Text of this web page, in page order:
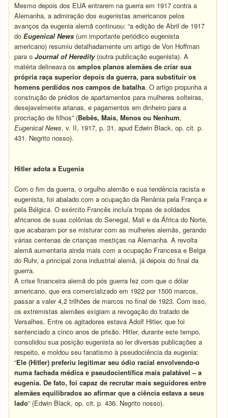
Mesmo depois dos EUA entrarem na guerra em 1917 contra a
Alemanha, a admiração dos eugenistas americanos pelos
avanços da eugenia alemã continuou: “a edição de Abril de 1917
doEugenical News (um importante periódico eugenista
americano) resumiu detalhadamente um artigo de Von Hoffman
para oJournal of Heredity(outra publicação eugenista). A
matéria delineava osamplos planos alemães de criar sua
própria raça superior depois da guerra, para substituir os
homens perdidos nos campos de batalha. O artigo propunha a
construção de prédios de apartamentos para mulheres solteiras,
desejavelmente arianas, e pagamentos em dinheiro para a
procriação de filhos” (Bebês, Mais, Menos ou Nenhum,
Eugenical News, v. II, 1917, p. 31, apud Edwin Black, op. cit. p.
431. Negrito nosso).
Hitler adota a Eugenia
Com o fim da guerra, o orgulho alemão e sua tendência racista e
eugenista, foi abalado com a ocupação da Renânia pela França e
pela Bélgica. O exército Francês incluía tropas de soldados
africanos de suas colônias do Senegal, Mali e da África do Norte,
que acabaram por se misturar com as mulheres alemãs, gerando
várias centenas de crianças mestiças na Alemanha. A revolta
alemã aumentaria ainda mais com a ocupação Francesa e Belga
do Ruhr, a principal zona industrial alemã, já depois do final da
guerra.
A crise financeira alemã do pós guerra fez com que o dólar
americano, que era comercializado em 1922 por 1500 marcos,
passar a valer 4,2 trilhões de marcos no final de 1923. Com isso,
os extremistas alemães exigiam a revogação do tratado de
Versalhes. Entre os agitadores estava Adolf Hitler, que foi
sentenciado a cinco anos de prisão. Hitler, durante este tempo,
consolidou sua posição eugenista ao ler diversas publicações a
respeito, e moldou seu fanatismo à pseudociência da eugenia:
“Ele (Hitler) preferiu legitimar seu ódio racial envolvendo-o
numa fachada médica e pseudocientífica mais palatável – a
eugenia. De fato, foi capaz de recrutar mais seguidores entre
alemães equilibrados ao afirmar que a ciência estava a seus
lado” (Edwin Black, op. cit. p. 436. Negrito nosso).